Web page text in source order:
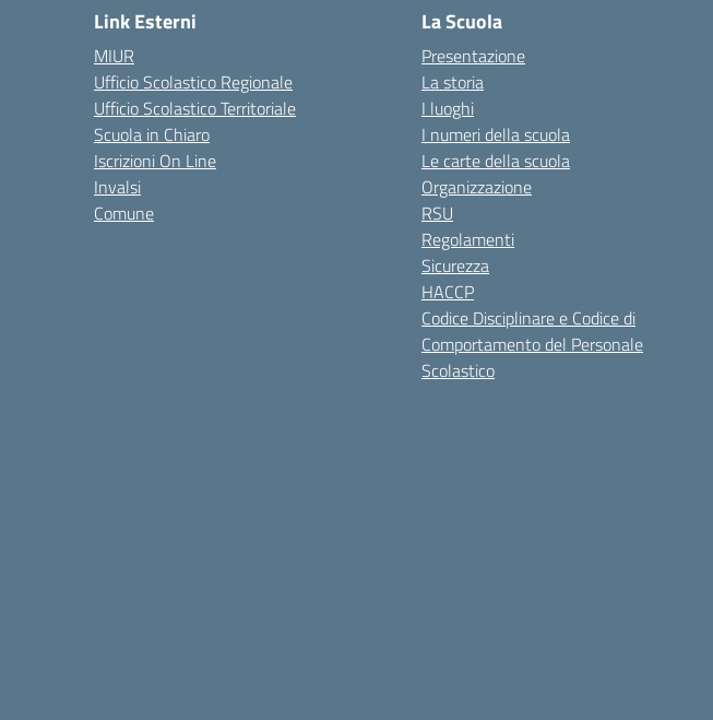
Link Esterni
MIUR
Ufficio Scolastico Regionale
Ufficio Scolastico Territoriale
Scuola in Chiaro
Iscrizioni On Line
Invalsi
Comune
La Scuola
Presentazione
La storia
I luoghi
I numeri della scuola
Le carte della scuola
Organizzazione
RSU
Regolamenti
Sicurezza
HACCP
Codice Disciplinare e Codice di
Comportamento del Personale
Scolastico